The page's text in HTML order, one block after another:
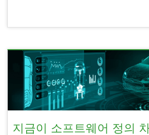
지금이 소프트웨어 정의